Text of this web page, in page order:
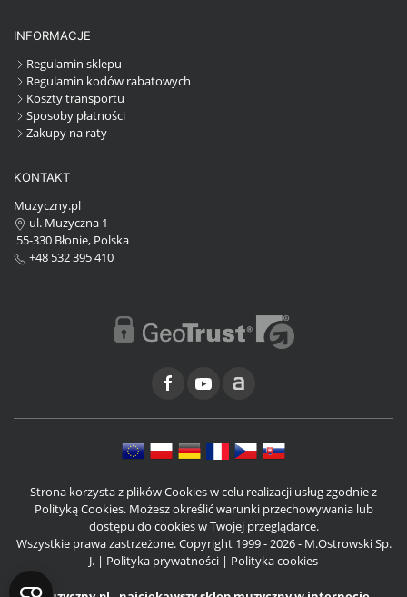
INFORMACJE
Regulamin sklepu
Regulamin kodów rabatowych
Koszty transportu
Sposoby płatności
Zakupy na raty
KONTAKT
Muzyczny.pl
ul. Muzyczna 1
55-330 Błonie, Polska
+48 532 395 410
Strona korzysta z plików Cookies w celu realizacji usług zgodnie z
Polityką Cookies. Możesz określić warunki przechowywania lub
dostępu do cookies w Twojej przeglądarce.
Wszystkie prawa zastrzeżone. Copyright 1999 - 2026 - M.Ostrowski Sp.
J. | Polityka prywatności | Polityka cookies